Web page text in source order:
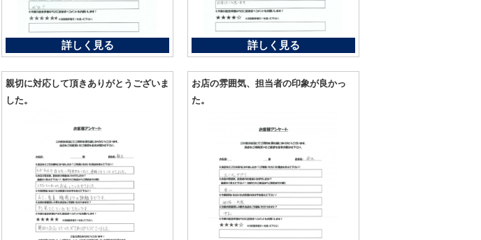
詳しく見る 詳しく見る
親切に対応して頂きありがとうございま
した。
お店の雰囲気、担当者の印象が良かっ
た。